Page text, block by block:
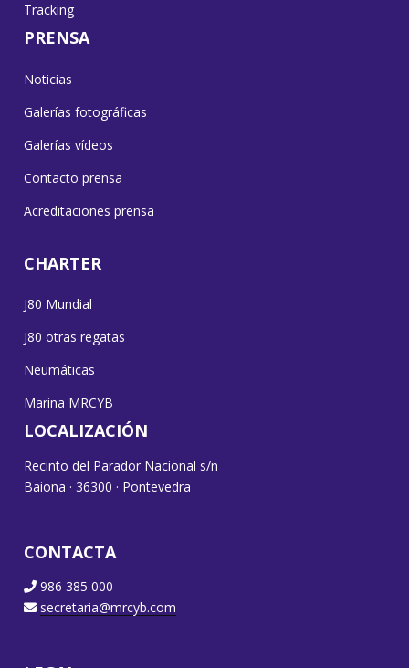
Tracking
PRENSA
Noticias
Galerías fotográficas
Galerías vídeos
Contacto prensa
Acreditaciones prensa
CHARTER
J80 Mundial
J80 otras regatas
Neumáticas
Marina MRCYB
LOCALIZACIÓN
Recinto del Parador Nacional s/n
Baiona · 36300 · Pontevedra
CONTACTA
986 385 000
secretaria@mrcyb.com